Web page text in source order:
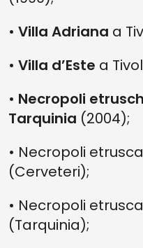
• Villa Adriana a
• Villa d’Este a
• Necropoli
Tarquinia (2004);
• Necropoli
(Cerveteri);
• Necropoli
(Tarquinia);